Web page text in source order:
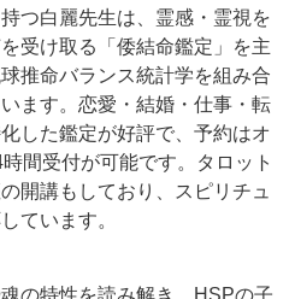
つ白麗先生は、霊感・霊視を
受け取る「倭結命鑑定」を主
推命バランス統計学を組み合
ます。恋愛・結婚・仕事・転
した鑑定が好評で、予約はオ
間受付が可能です。タロット
開講もしており、スピリチュ
ています。
の特性を読み解き、HSPの子